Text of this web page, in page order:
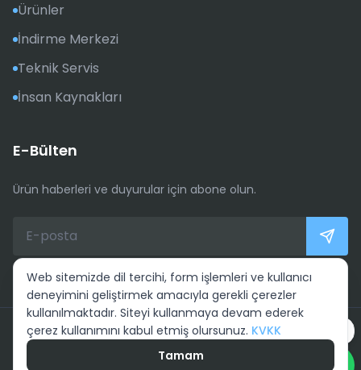
Web sitemizde dil tercihi, form işlemleri ve kullanıcı
deneyimini geliştirmek amacıyla gerekli çerezler
kullanılmaktadır. Siteyi kullanmaya devam ederek
çerez kullanımını kabul etmiş olursunuz. KVKK
Tamam
Ürünler
İndirme Merkezi
Teknik Servis
İnsan Kaynakları
E-Bülten
Ürün haberleri ve duyurular için abone olun.
© ELSİ Güç Sistemleri Elektronik San. Tic. Ltd. Şti. Tüm Hakları
Whatsapp ile ulaşın